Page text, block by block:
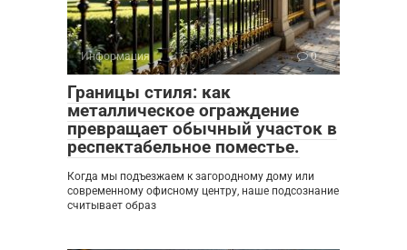
Информация 0
Границы стиля: как
металлическое ограждение
превращает обычный участок в
респектабельное поместье.
Когда мы подъезжаем к загородному дому или
современному офисному центру, наше подсознание
считывает образ